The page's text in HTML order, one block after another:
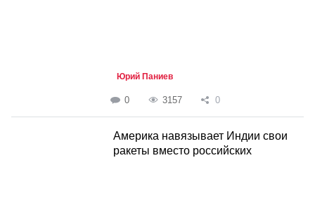
Юрий Паниев
0 3157 0
Америка навязывает Индии свои
ракеты вместо российских